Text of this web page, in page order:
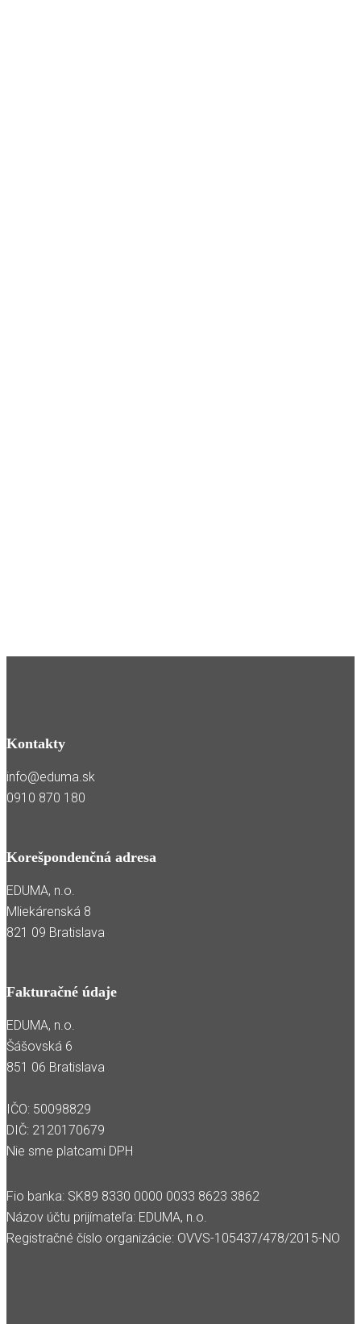
Kontakty
info@eduma.sk
0910 870 180
Korešpondenčná adresa
EDUMA, n.o.
Mliekárenská 8
821 09 Bratislava
Fakturačné údaje
EDUMA, n.o.
Šášovská 6
851 06 Bratislava
IČO: 50098829
DIČ: 2120170679
Nie sme platcami DPH
Fio banka: SK89 8330 0000 0033 8623 3862
Názov účtu prijímateľa: EDUMA, n.o.
Registračné číslo organizácie: OVVS-105437/478/2015-NO